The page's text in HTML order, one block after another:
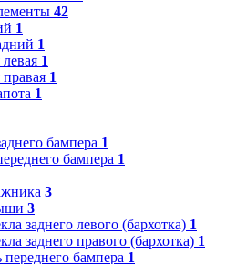
42
1
1
1
правая 1
1
бампера 1
бампера 1
3
3
заднего левого (бархотка) 1
заднего правого (бархотка) 1
бампера 1